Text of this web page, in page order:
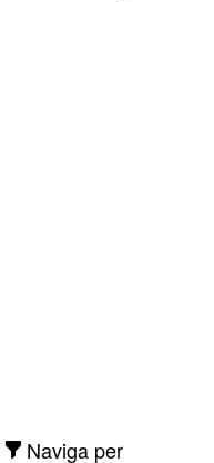
Naviga per